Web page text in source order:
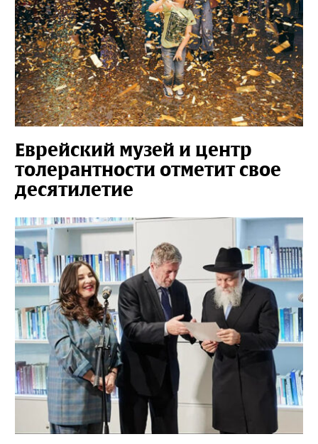
Еврейский музей и центр
толерантности отметит свое
десятилетие